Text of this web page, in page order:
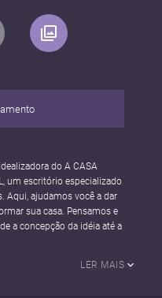
do A CASA
um escritório especializado
Aqui, ajudamos você a dar
sua casa. Pensamos e
a concepção da idéia até a
LER MAIS